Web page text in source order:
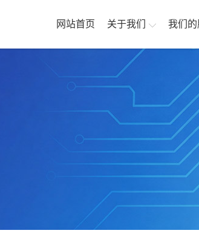
网站首页 关于我们 我们